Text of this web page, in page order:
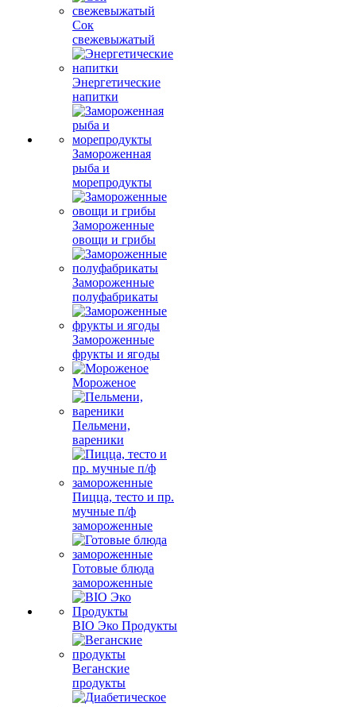
Сок
свежевыжатый
Энергетические
напитки
Замороженная
рыба и
морепродукты
Замороженные
овощи и грибы
Замороженные
полуфабрикаты
Замороженные
фрукты и ягоды
Мороженое
Пельмени,
вареники
Пицца, тесто и пр.
мучные п/ф
замороженные
Готовые блюда
замороженные
BIO Эко Продукты
Веганские
продукты